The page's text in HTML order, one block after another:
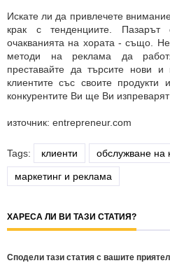
Искате ли да привлечете
крак с тенденциите. Пазарът
очакванията на хората - също.
методи на реклама да
преставайте да търсите нови
клиентите със своите продукти
конкурентите Ви ще Ви изпреварят
източник: entrepreneur.com
Tags: клиенти обслужване на
маркетинг и реклама
ХАРЕСА ЛИ ВИ ТАЗИ СТАТИЯ?
Сподели тази статия с вашите